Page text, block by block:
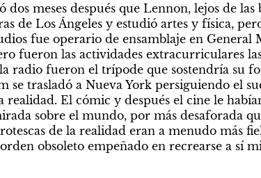
meses después que Lennon, lejos de las
de Los Ángeles y estudió artes y física,
fue operario de ensamblaje en
fueron las actividades extracurriculares
radio fueron el trípode que sostendría su
se trasladó a Nueva York persiguiendo el
realidad. El cómic y después el cine le
sobre el mundo, por más desaforada
de la realidad eran a menudo más
obsoleto empeñado en recrearse a sí